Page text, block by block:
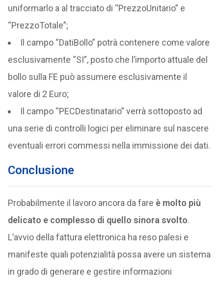
uniformarlo a al tracciato di “PrezzoUnitario” e
“PrezzoTotale”;
Il campo “DatiBollo” potrà contenere come valore
esclusivamente “SI”, posto che l’importo attuale del
bollo sulla FE può assumere esclusivamente il
valore di 2 Euro;
Il campo “PECDestinatario” verrà sottoposto ad
una serie di controlli logici per eliminare sul nascere
eventuali errori commessi nella immissione dei dati.
Conclusione
Probabilmente il lavoro ancora da fare è molto più
delicato e complesso di quello sinora svolto.
L’avvio della fattura elettronica ha reso palesi e
manifeste quali potenzialità possa avere un sistema
in grado di generare e gestire informazioni